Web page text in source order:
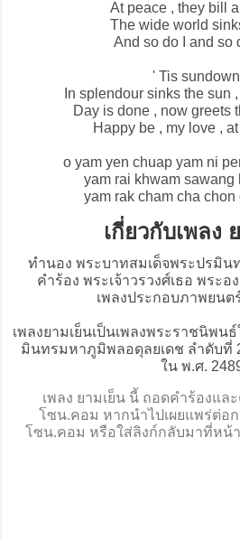
At peace , they bill
The wide world
And so do I and so
' Tis
In splendour sinks the sun
Day is done , now greets
Happy be , my love ,
o yam yen chuap yam ni
yam rai khwam sawang
yam rak cham cha chon
เกี่ยวกับเพลง
ทำนอง พระบาทสมเด็จพระปรมิ
คำร้อง พระเจ้าวรวงศ์เธอ พระ
เพลงประกอบภาพยนต
เพลงยามเย็นเป็นเพลงพระราชนิพน
มินทรมหาภูมิพลอดุลยเดช ลำดับที่
ใน พ.ศ.
เพลง ยามเย็น นี้ ถอดคำร้องแล
โซน.คอม หากนำไปเผยแพร่ต่อ
โซน.คอม หรือใส่ลิงก์กลับมาที่หน้า